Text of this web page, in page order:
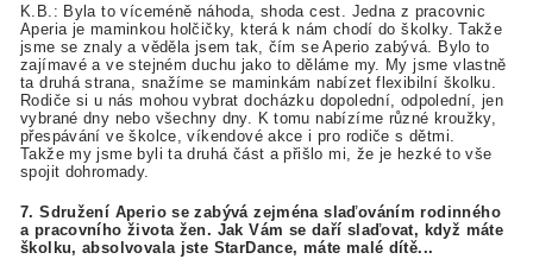
K.B.: Byla to víceméně náhoda, shoda cest. Jedna z pracovnic
Aperia je maminkou holčičky, která k nám chodí do školky. Takže
jsme se znaly a věděla jsem tak, čím se Aperio zabývá. Bylo to
zajímavé a ve stejném duchu jako to děláme my. My jsme vlastně
ta druhá strana, snažíme se maminkám nabízet flexibilní školku.
Rodiče si u nás mohou vybrat docházku dopolední, odpolední, jen
vybrané dny nebo všechny dny. K tomu nabízíme různé kroužky,
přespávání ve školce, víkendové akce i pro rodiče s dětmi.
Takže my jsme byli ta druhá část a přišlo mi, že je hezké to vše
spojit dohromady.
7. Sdružení Aperio se zabývá zejména slaďováním rodinného
a pracovního života žen. Jak Vám se daří slaďovat, když máte
školku, absolvovala jste StarDance, máte malé dítě...